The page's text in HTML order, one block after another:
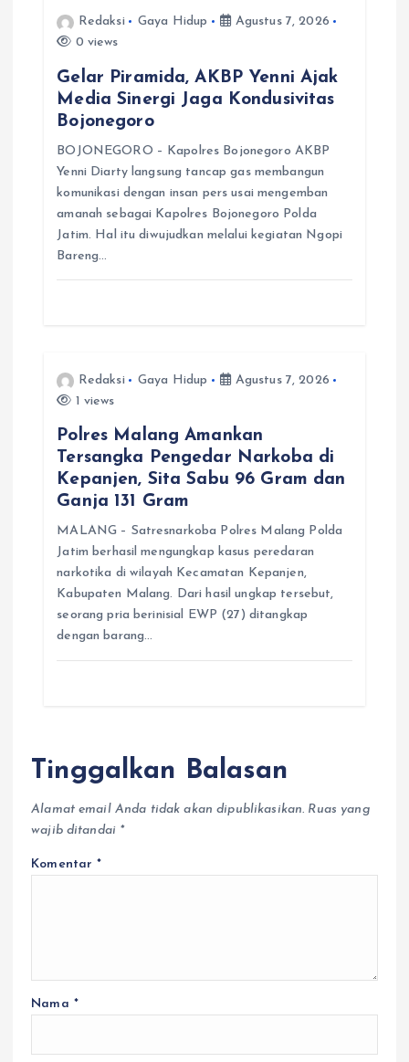
Redaksi Gaya Hidup
Agustus 7, 2026
0 views
Gelar Piramida, AKBP Yenni Ajak
Media Sinergi Jaga Kondusivitas
Bojonegoro
BOJONEGORO – Kapolres Bojonegoro AKBP
Yenni Diarty langsung tancap gas membangun
komunikasi dengan insan pers usai mengemban
amanah sebagai Kapolres Bojonegoro Polda
Jatim. Hal itu diwujudkan melalui kegiatan Ngopi
Bareng…
Redaksi Gaya Hidup
Agustus 7, 2026
1 views
Polres Malang Amankan
Tersangka Pengedar Narkoba di
Kepanjen, Sita Sabu 96 Gram dan
Ganja 131 Gram
MALANG – Satresnarkoba Polres Malang Polda
Jatim berhasil mengungkap kasus peredaran
narkotika di wilayah Kecamatan Kepanjen,
Kabupaten Malang. Dari hasil ungkap tersebut,
seorang pria berinisial EWP (27) ditangkap
dengan barang…
Tinggalkan Balasan
Alamat email Anda tidak akan dipublikasikan. Ruas yang
wajib ditandai *
Komentar*
Nama *